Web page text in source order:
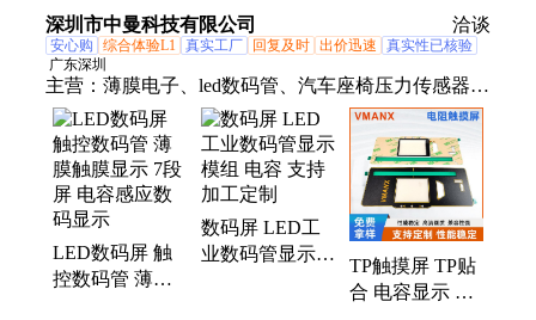
屏
容屏
机高清显示电容
屏
深圳市中曼科技有限公司 洽谈
安心购 综合体验L1 真实工厂 回复及时 出价迅速
真实性已核验
广东深圳
主营： 薄膜电子、led数码管、汽车座椅压力传感器、
led数码屏、电容薄膜开关、触摸数码屏、IMD触摸面
板、LED数码显示模组、薄膜传感器、彩色触摸膜
片、儿童座椅压力传感器、柔性薄膜触控面板、薄膜
开关面板、触摸数码管、触摸薄膜开关、透明触摸开
关、薄膜电极片、空调触摸数码管、家电触摸数码
管、薄膜开关、数码管、传感器
LED数码屏 触
控数码管 薄膜
数码屏 LED工
业数码管显示模
TP触摸屏 TP贴
合 电容显示 触